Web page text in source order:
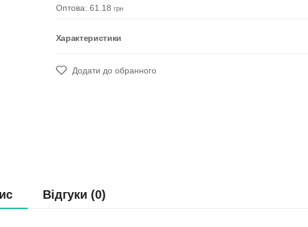
Оптова: 61.18 грн
Характеристики
Додати до обранного
Відгуки (0)